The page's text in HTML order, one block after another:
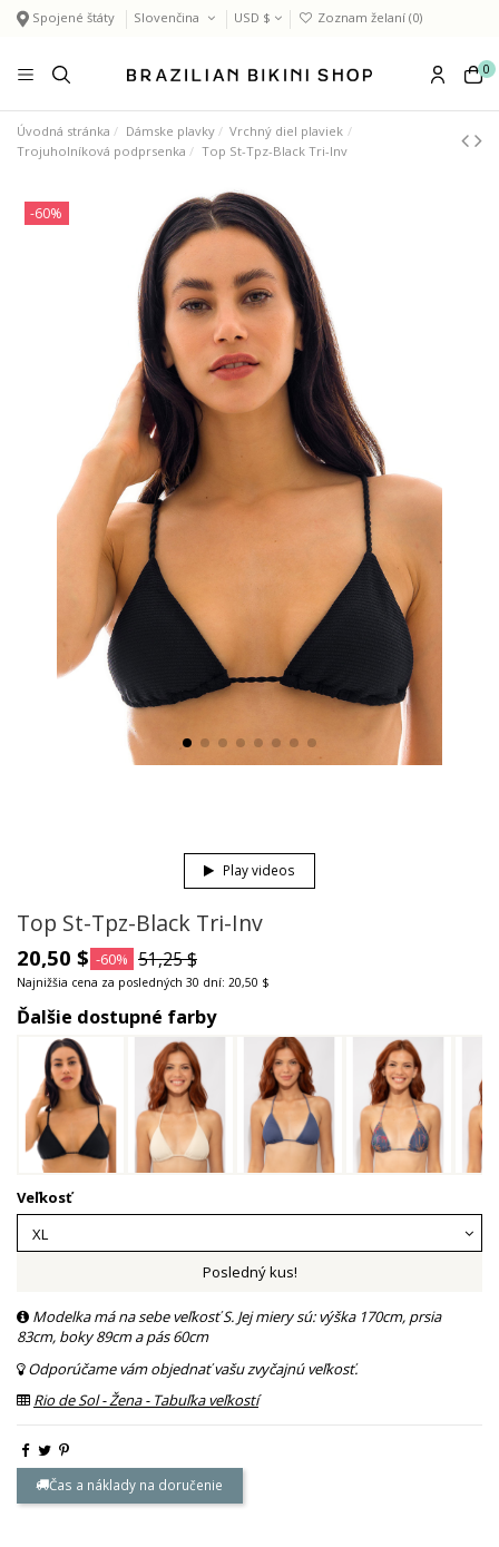
Spojené štáty Slovenčina USD $ Zoznam želaní (0)
0
Úvodná stránka Dámske plavky
Vrchný diel plaviek
Trojuholníková podprsenka
Top St-Tpz-Black Tri-Inv
-60%
Play videos
Top St-Tpz-Black Tri-Inv
20,50 $ -60% 51,25 $
Najnižšia cena za posledných 30 dní: 20,50 $
Ďalšie dostupné farby
Veľkosť
Posledný kus!
Modelka má na sebe veľkosť S. Jej miery sú: výška 170cm, prsia
83cm, boky 89cm a pás 60cm
Odporúčame vám objednať vašu zvyčajnú veľkosť.
Rio de Sol - Žena - Tabuľka veľkostí
Čas a náklady na doručenie